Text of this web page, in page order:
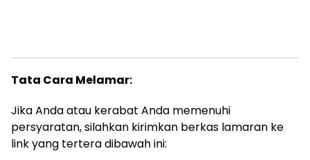
Tata Cara Melamar:
Jika Anda atau kerabat Anda memenuhi
persyaratan, silahkan kirimkan berkas lamaran ke
link yang tertera dibawah ini: